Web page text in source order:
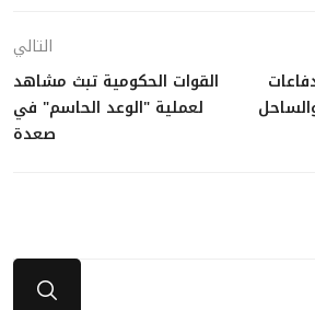
التالي
القوات الحكومية تبث مشاهد
لعملية "الوعد الحاسم" في
صعدة